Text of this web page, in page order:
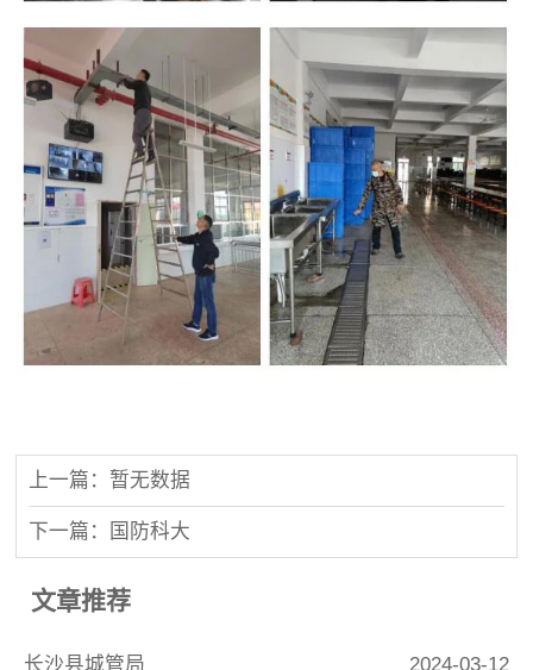
上一篇：暂无数据
下一篇：国防科大
文章推荐
长沙县城管局 2024-03-12